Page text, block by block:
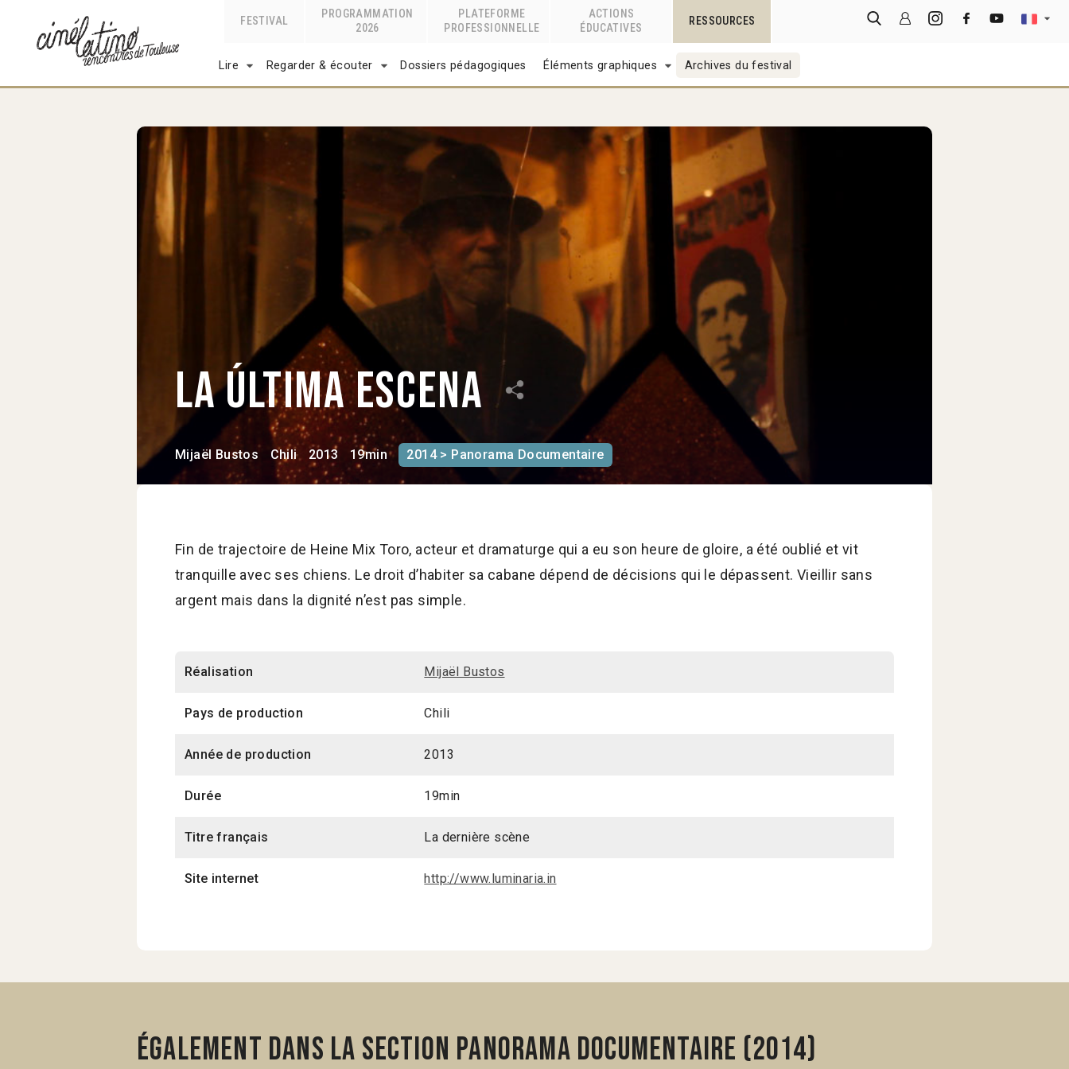
FESTIVAL
PROGRAMMATION
2026
PLATEFORME
PROFESSIONNELLE
ACTIONS
ÉDUCATIVES
RESSOURCES
Lire Regarder & écouter Dossiers pédagogiques Éléments graphiques Archives du festival
La última escena
Mijaël Bustos Chili 2013 19min 2014 > Panorama Documentaire
Fin de trajectoire de Heine Mix Toro, acteur et dramaturge qui a eu son heure de gloire, a été oublié et vit
tranquille avec ses chiens. Le droit d’habiter sa cabane dépend de décisions qui le dépassent. Vieillir sans
argent mais dans la dignité n’est pas simple.
Réalisation Mijaël Bustos
Pays de production Chili
Année de production 2013
Durée 19min
Titre français La dernière scène
Site internet http://www.luminaria.in
Également dans la section Panorama Documentaire (2014)